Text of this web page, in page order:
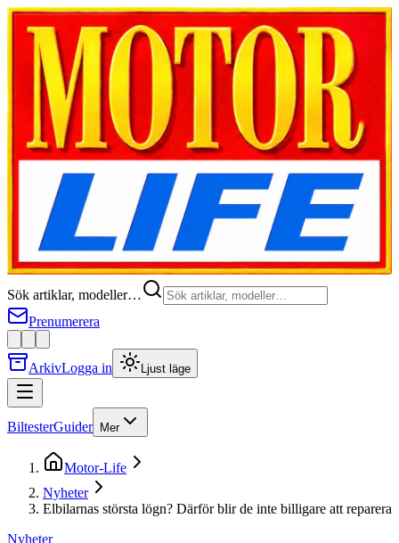
Sök artiklar, modeller…
Prenumerera
ArkivLogga in Ljust läge
BiltesterGuider Mer
Motor-Life
Nyheter
Elbilarnas största lögn? Därför blir de inte billigare att reparera
Nyheter